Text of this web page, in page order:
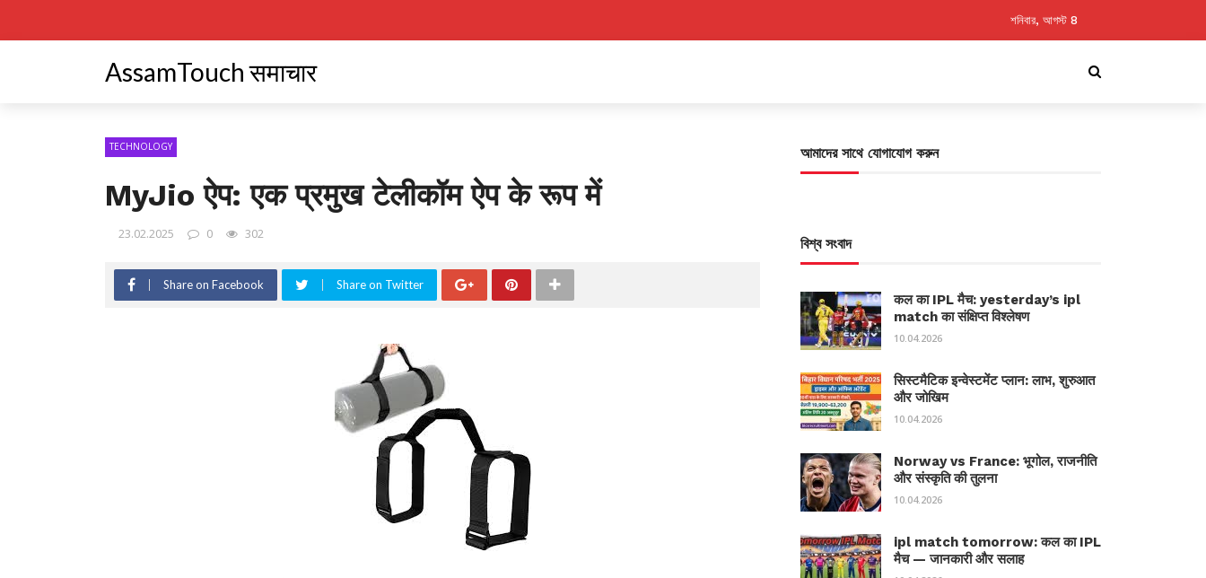
শনিবার, আগস্ট 8
AssamTouch समाचार
TECHNOLOGY
MyJio ऐप: एक प्रमुख टेलीकॉम ऐप के रूप में
23.02.2025 0 302
Share on Facebook Share on Twitter
আমাদের সাথে যোগাযোগ করুন
বিশ্ব সংবাদ
कल का IPL मैच: yesterday’s ipl
match का संक्षिप्त विश्लेषण
10.04.2026
सिस्टमैटिक इन्वेस्टमेंट प्लान: लाभ, शुरुआत
और जोखिम
10.04.2026
Norway vs France: भूगोल, राजनीति
और संस्कृति की तुलना
10.04.2026
ipl match tomorrow: कल का IPL
मैच — जानकारी और सलाह